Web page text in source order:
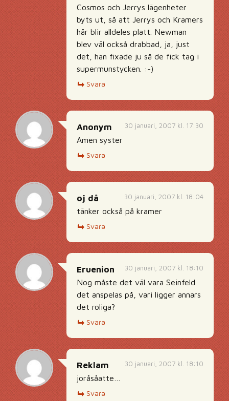
Cosmos och Jerrys lägenheter
byts ut, så att Jerrys och Kramers
hår blir alldeles platt. Newman
blev väl också drabbad, ja, just
det, han fixade ju så de fick tag i
supermunstycken. :-)
Svara
30 januari, 2007 kl. 17:30
Anonym
Amen syster
Svara
30 januari, 2007 kl. 18:04
oj då
tänker också på kramer
Svara
30 januari, 2007 kl. 18:10
Eruenion
Nog måste det väl vara Seinfeld
det anspelas på, vari ligger annars
det roliga?
Svara
30 januari, 2007 kl. 18:10
Reklam
joråsåatte…
Svara